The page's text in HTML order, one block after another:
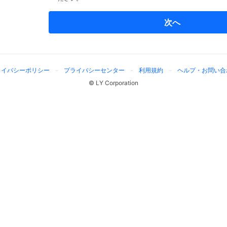
次へ
バシーポリシー プライバシーセンター 利用規約
ヘルプ・お問い
© LY Corporation